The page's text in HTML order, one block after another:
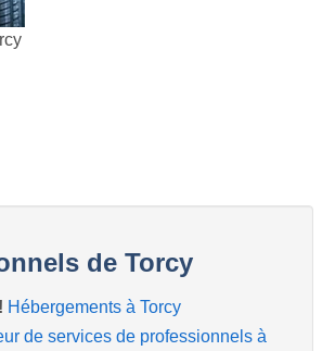
de Torcy
Hébergements à Torcy
de services de professionnels à